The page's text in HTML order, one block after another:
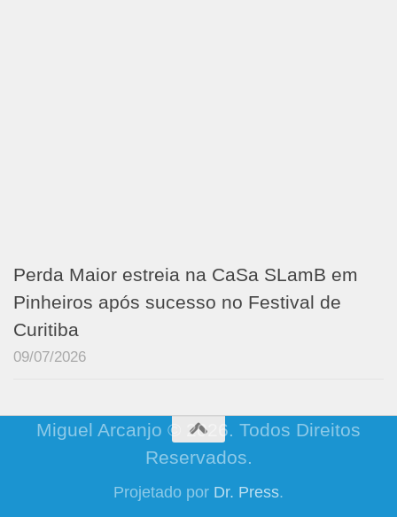
Perda Maior estreia na CaSa SLamB em
Pinheiros após sucesso no Festival de
Curitiba
09/07/2026
Miguel Arcanjo © 2026. Todos Direitos
Reservados.
Projetado por Dr. Press.